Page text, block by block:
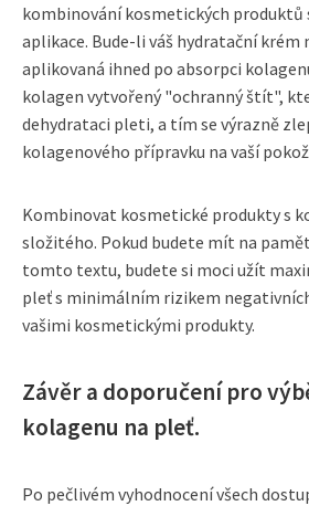
kombinování kosmetických produktů
aplikace. Bude-li váš hydratační krém
aplikovaná ihned po absorpci
kolagen vytvořený "ochranný štít",
dehydrataci pleti, a tím se výrazně
kolagenového přípravku na vaší
Kombinovat kosmetické produkty s
složitého. Pokud budete mít na
tomto textu, budete si moci užít
pleť s minimálním rizikem
vašimi kosmetickými produkty.
Závěr a doporučení pro
kolagenu na pleť.
Po pečlivém vyhodnocení všech